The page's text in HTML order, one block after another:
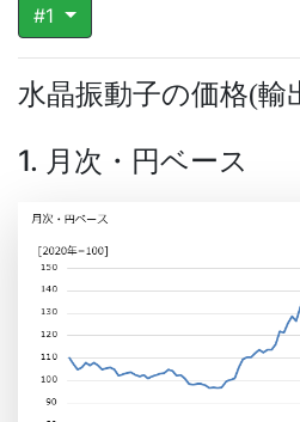
#1
水晶振動子の価格(輸
1. 月次・円ベース